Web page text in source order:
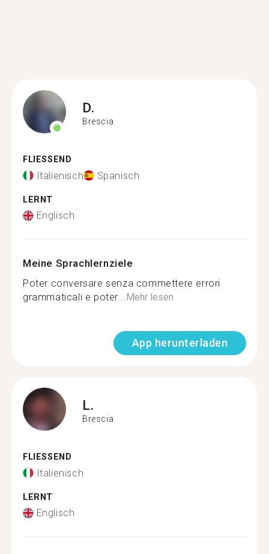
D.
Brescia
FLIESSEND
Italienisch Spanisch
LERNT
Englisch
Meine Sprachlernziele
Poter conversare senza commettere errori
grammaticali e poter...Mehr lesen
App herunterladen
L.
Brescia
FLIESSEND
Italienisch
LERNT
Englisch